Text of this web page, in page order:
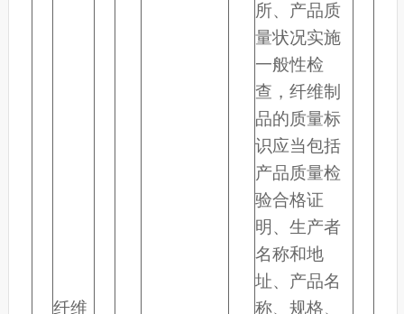
纤维
所、产品质
量状况实施
一般性检
查，纤维制
品的质量标
识应当包括
产品质量检
验合格证
明、生产者
名称和地
址、产品名
称、规格、